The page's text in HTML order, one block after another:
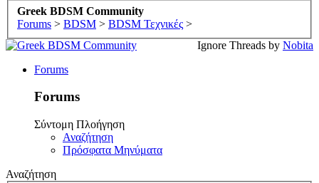
Greek BDSM Community
Forums > BDSM > BDSM Τεχνικές >
Ignore Threads by Nobita
Forums
Forums
Σύντομη Πλοήγηση
Αναζήτηση
Πρόσφατα Μηνύματα
Αναζήτηση